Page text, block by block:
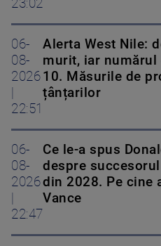
23:02
06-
08-
2026
22:51
Alerta West Nile:
murit, iar
10. Măsurile de
țânțarilor
06-
08-
2026
22:47
Ce le-a spus
despre
din 2028. Pe cine
Vance